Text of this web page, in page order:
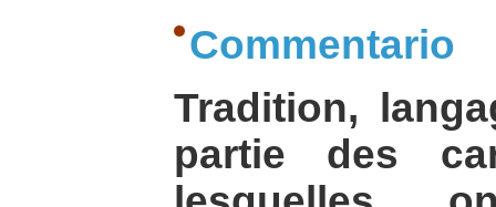
Commentario
Tradition,
partie des